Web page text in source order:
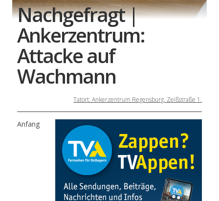
Nachgefragt |
Ankerzentrum:
Attacke auf
Wachmann
Tatort: Ankerzentrum Regensburg, Zeißstraße 1.
Anfang